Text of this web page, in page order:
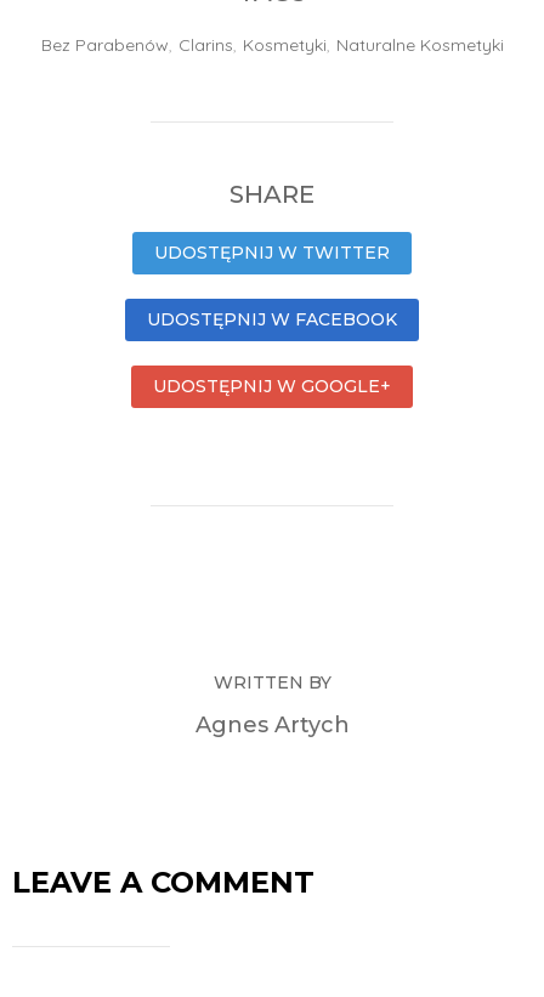
Bez Parabenów, Clarins, Kosmetyki, Naturalne Kosmetyki
SHARE
UDOSTĘPNIJ W TWITTER
UDOSTĘPNIJ W FACEBOOK
UDOSTĘPNIJ W GOOGLE+
WRITTEN BY
Agnes Artych
LEAVE A COMMENT